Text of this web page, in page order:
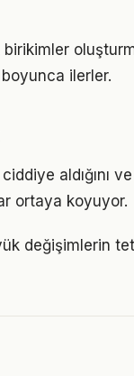
ilerler.
aldığını ve
ortaya koyuyor.
değişimlerin